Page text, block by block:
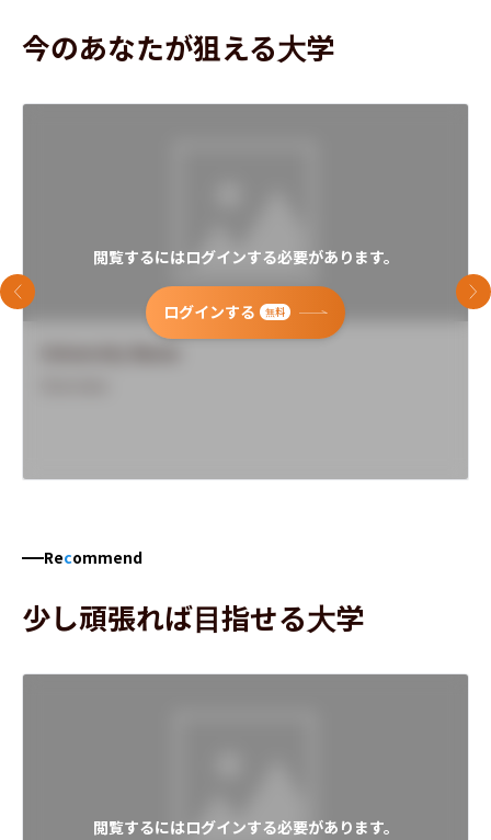
今のあなたが狙える大学
閲覧するにはログインする必要があります。
ログインする 無料
前のスライド 次
Recommend
少し頑張れば目指せる大学
閲覧するにはログインする必要があります。